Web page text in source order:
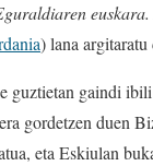
euskara.
) lana argitaratu
guztietan gaindi
gordetzen duen
eta Eskiulan